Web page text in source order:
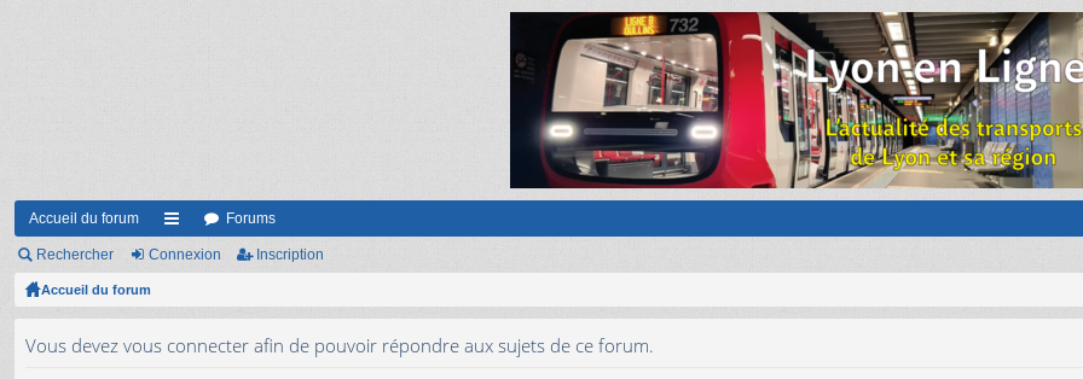
Accueil du forum
ac
Forums
Rechercher Connexion Inscription
Accueil du forum
Vous devez vous connecter afin de pouvoir répondre aux sujets de ce forum.